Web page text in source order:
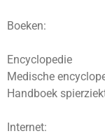
Boeken:
Encyclopedie
Medische
Handboek
Internet: